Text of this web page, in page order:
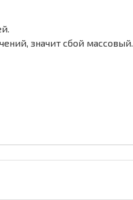
значит сбой массовый.